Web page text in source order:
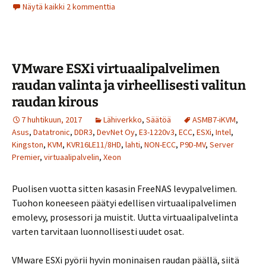
Näytä kaikki 2 kommenttia
VMware ESXi virtuaalipalvelimen
raudan valinta ja virheellisesti valitun
raudan kirous
7 huhtikuun, 2017 Lähiverkko, Säätöä ASMB7-iKVM,
Asus, Datatronic, DDR3, DevNet Oy, E3-1220v3, ECC, ESXi, Intel,
Kingston, KVM, KVR16LE11/8HD, lahti, NON-ECC, P9D-MV, Server
Premier, virtuaalipalvelin, Xeon
Puolisen vuotta sitten kasasin FreeNAS levypalvelimen.
Tuohon koneeseen päätyi edellisen virtuaalipalvelimen
emolevy, prosessori ja muistit. Uutta virtuaalipalvelinta
varten tarvitaan luonnollisesti uudet osat.
VMware ESXi pyörii hyvin moninaisen raudan päällä, siitä